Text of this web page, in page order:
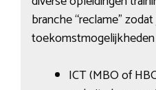
branche “reclame”
ICT (MBO of